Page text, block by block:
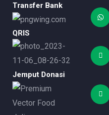
Transfer Bank
QRIS
Jemput Donasi